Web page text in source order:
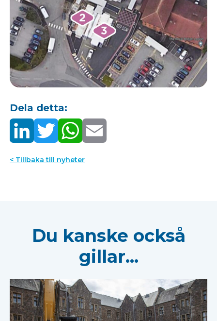
Dela detta:
< Tillbaka till nyheter
Du kanske också
gillar...